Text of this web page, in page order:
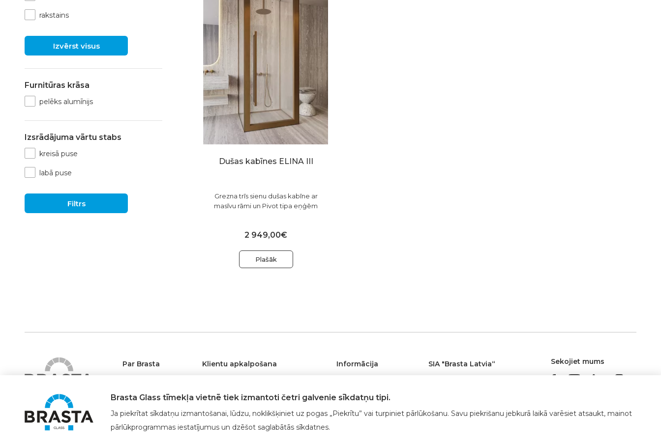
rakstains
Izvērst visus
Furnitūras krāsa
pelēks alumīnijs
Izsrādājuma vārtu stabs
kreisā puse
labā puse
Filtrs
Dušas kabīnes ELINA III
Grezna trīs sienu dušas kabīne ar
masīvu rāmi un Pivot tipa eņģēm
2 949,00€
Plašāk
Par Brasta
Par mums
Karjera
Kontakti
Klientu apkalpošana
Mērījumi un konsultācijas
Montēšanas pakalpojumi
Garantijas un pēcgarantijas servi
Informācija
Jaunumi
Privātuma politika
SIA "Brasta Latvia“
Tel.+371 29639191,+371
Sekojiet mums
Brasta Glass tīmekļa vietnē tiek izmantoti četri galvenie sīkdatņu tipi.
Ja piekrītat sīkdatņu izmantošanai, lūdzu, noklikšķiniet uz pogas „Piekrītu” vai turpiniet pārlūkošanu. Savu piekrišanu jebkurā laikā varēsiet atsaukt, mainot
pārlūkprogrammas iestatījumus un dzēšot saglabātās sīkdatnes.